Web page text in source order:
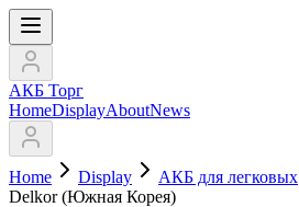
АКБ Торг
HomeDisplayAboutNews
Home Display АКБ для легковых
Delkor (Южная Корея)